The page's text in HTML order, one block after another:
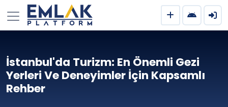
İstanbul'da Turizm: En Önemli Gezi
Yerleri Ve Deneyimler İçin Kapsamlı
Rehber